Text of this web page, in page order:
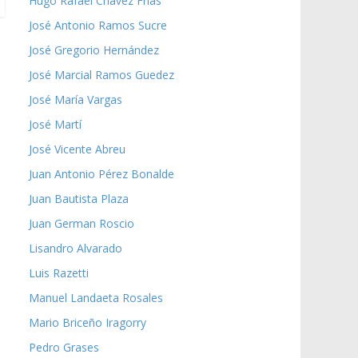
José Antonio Ramos Sucre
José Gregorio Hernández
José Marcial Ramos Guedez
José María Vargas
José Martí
José Vicente Abreu
Juan Antonio Pérez Bonalde
Juan Bautista Plaza
Juan German Roscio
Lisandro Alvarado
Luis Razetti
Manuel Landaeta Rosales
Mario Briceño Iragorry
Pedro Grases